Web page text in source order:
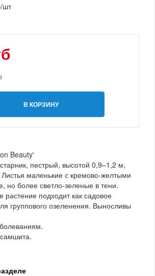
шт
В КОРЗИНУ
Beauty'
пестрый, высотой 0,9–1,2 м,
маленькие с кремово-желтыми
но более светло-зеленые в тени.
растение подходит как садовое
группового озеленения. Выносливы